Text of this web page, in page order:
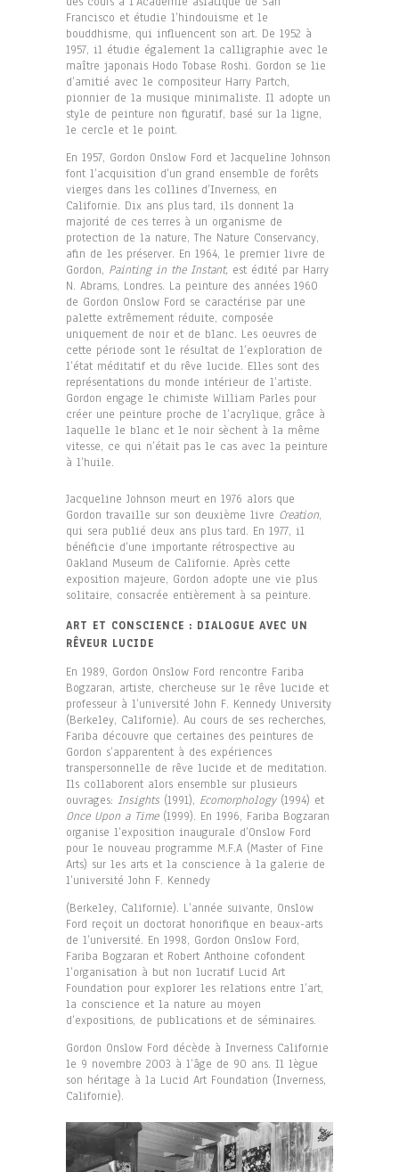
Francisco et étudie l’hindouisme et le
bouddhisme, qui influencent son art. De 1952 à
1957, il étudie également la calligraphie avec le
maître japonais Hodo Tobase Roshi. Gordon se lie
d’amitié avec le compositeur Harry Partch,
pionnier de la musique minimaliste. Il adopte un
style de peinture non figuratif, basé sur la ligne,
le cercle et le point.
En 1957, Gordon Onslow Ford et Jacqueline Johnson
font l’acquisition d’un grand ensemble de forêts
vierges dans les collines d’Inverness, en
Californie. Dix ans plus tard, ils donnent la
majorité de ces terres à un organisme de
protection de la nature, The Nature Conservancy,
afin de les préserver. En 1964, le premier livre de
Gordon, Painting in the Instant, est édité par Harry
N. Abrams, Londres. La peinture des années 1960
de Gordon Onslow Ford se caractérise par une
palette extrêmement réduite, composée
uniquement de noir et de blanc. Les oeuvres de
cette période sont le résultat de l’exploration de
l’état méditatif et du rêve lucide. Elles sont des
représentations du monde intérieur de l’artiste.
Gordon engage le chimiste William Parles pour
créer une peinture proche de l’acrylique, grâce à
laquelle le blanc et le noir sèchent à la même
vitesse, ce qui n’était pas le cas avec la peinture
à l’huile.
Jacqueline Johnson meurt en 1976 alors que
Gordon travaille sur son deuxième livre Creation,
qui sera publié deux ans plus tard. En 1977, il
bénéficie d’une importante rétrospective au
Oakland Museum de Californie. Après cette
exposition majeure, Gordon adopte une vie plus
solitaire, consacrée entièrement à sa peinture.
ART ET CONSCIENCE : DIALOGUE AVEC UN
RÊVEUR LUCIDE
En 1989, Gordon Onslow Ford rencontre Fariba
Bogzaran, artiste, chercheuse sur le rêve lucide et
professeur à l’université John F. Kennedy University
(Berkeley, Californie). Au cours de ses recherches,
Fariba découvre que certaines des peintures de
Gordon s’apparentent à des expériences
transpersonnelle de rêve lucide et de meditation.
Ils collaborent alors ensemble sur plusieurs
ouvrages: Insights (1991), Ecomorphology (1994) et
Once Upon a Time (1999). En 1996, Fariba Bogzaran
organise l’exposition inaugurale d’Onslow Ford
pour le nouveau programme M.F.A (Master of Fine
Arts) sur les arts et la conscience à la galerie de
l’université John F. Kennedy
(Berkeley, Californie). L’année suivante, Onslow
Ford reçoit un doctorat honorifique en beaux-arts
de l’université. En 1998, Gordon Onslow Ford,
Fariba Bogzaran et Robert Anthoine cofondent
l’organisation à but non lucratif Lucid Art
Foundation pour explorer les relations entre l’art,
la conscience et la nature au moyen
d’expositions, de publications et de séminaires.
Gordon Onslow Ford décède à Inverness Californie
le 9 novembre 2003 à l’âge de 90 ans. Il lègue
son héritage à la Lucid Art Foundation (Inverness,
Californie).